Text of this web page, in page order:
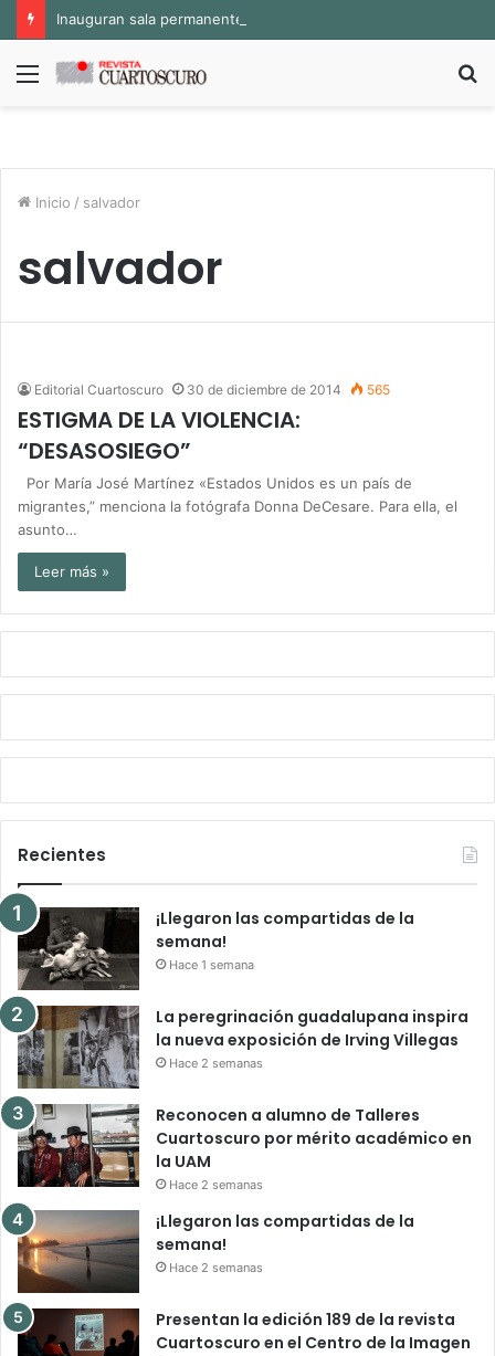
Menú
Inicio / salvador
salvador
Editorial Cuartoscuro 30 de diciembre de 2014 565
ESTIGMA DE LA VIOLENCIA:
“DESASOSIEGO”
Por María José Martínez «Estados Unidos es un país de
migrantes,” menciona la fotógrafa Donna DeCesare. Para ella, el
asunto…
Leer más »
Recientes
¡Llegaron las compartidas de la
semana!
Hace 1 semana
La peregrinación guadalupana inspira
la nueva exposición de Irving Villegas
Hace 2 semanas
Reconocen a alumno de Talleres
Cuartoscuro por mérito académico en
la UAM
Hace 2 semanas
¡Llegaron las compartidas de la
semana!
Hace 2 semanas
Presentan la edición 189 de la revista
Cuartoscuro en el Centro de la Imagen